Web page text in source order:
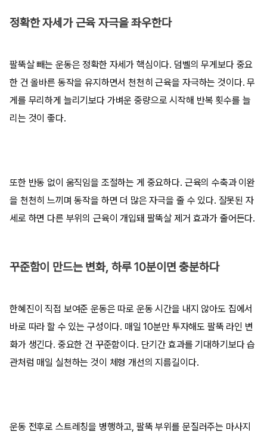
정확한 자세가 근육 자극을 좌우한다
팔뚝살 빼는 운동은 정확한 자세가 핵심이다. 덤벨의 무게보다 중요
한 건 올바른 동작을 유지하면서 천천히 근육을 자극하는 것이다. 무
게를 무리하게 늘리기보다 가벼운 중량으로 시작해 반복 횟수를 늘
리는 것이 좋다.
또한 반동 없이 움직임을 조절하는 게 중요하다. 근육의 수축과 이완
을 천천히 느끼며 동작을 하면 더 많은 자극을 줄 수 있다. 잘못된 자
세로 하면 다른 부위의 근육이 개입돼 팔뚝살 제거 효과가 줄어든다.
꾸준함이 만드는 변화, 하루 10분이면 충분하다
한혜진이 직접 보여준 운동은 따로 운동 시간을 내지 않아도 집에서
바로 따라 할 수 있는 구성이다. 매일 10분만 투자해도 팔뚝 라인 변
화가 생긴다. 중요한 건 꾸준함이다. 단기간 효과를 기대하기보다 습
관처럼 매일 실천하는 것이 체형 개선의 지름길이다.
운동 전후로 스트레칭을 병행하고, 팔뚝 부위를 문질러주는 마사지